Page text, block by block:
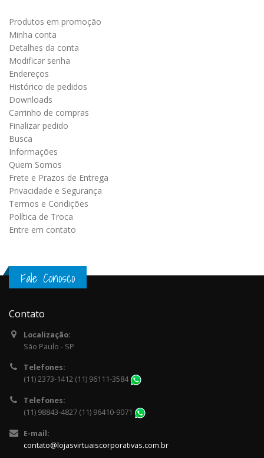
Produtos em promoção
Minha conta
Detalhes da conta
Modificar senha
Endereços
Histórico de pedidos
Downloads
Carrinho de compras
Finalizar pedido
Busca
Informações
Quem Somos
Frete e Prazos de Entrega
Privacidade e Segurança
Termos e Condições
Política de Troca
Entre em contato
Fale Conosco
Contato
Localização:
São Paulo - SP
Telefones:
(11) 2373-1412 (11) 96111-3584
Telefones:
(11) 98843-4827 (11) 96410-9071
E-mail:
contato@lojasvirtuaiscorporativas.com.br